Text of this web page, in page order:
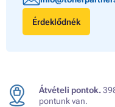
Érdeklődnék
Átvételi pontok.
pontunk van.